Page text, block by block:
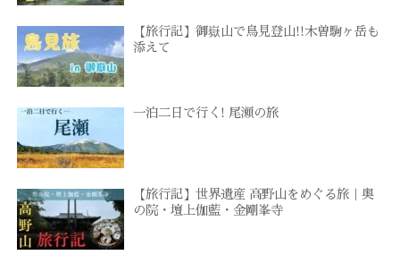
【旅行記】御嶽山で鳥見登山!!木曽駒ヶ岳も
添えて
一泊二日で行く! 尾瀬の旅
【旅行記】世界遺産 高野山をめぐる旅｜奥
の院・壇上伽藍・金剛峯寺